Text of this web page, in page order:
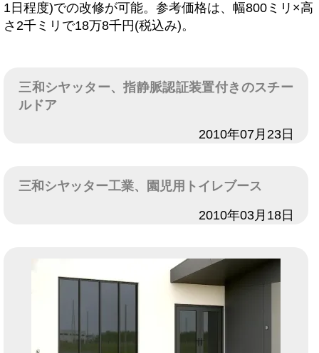
1日程度)での改修が可能。参考価格は、幅800ミリ×高
さ2千ミリで18万8千円(税込み)。
三和シヤッター、指静脈認証装置付きのスチー
ルドア
2010年07月23日
三和シヤッター工業、園児用トイレブース
2010年03月18日